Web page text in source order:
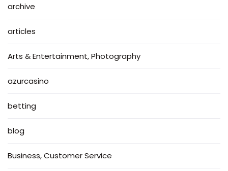
archive
articles
Arts & Entertainment, Photography
azurcasino
betting
blog
Business, Customer Service